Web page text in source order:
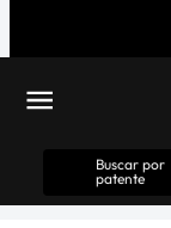
Buscar por
patente